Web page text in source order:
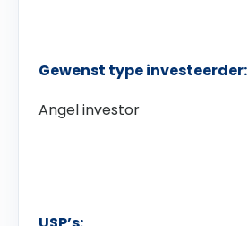
Gewenst type investeerder:
Angel investor